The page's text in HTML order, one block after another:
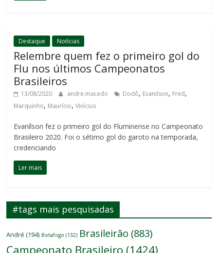
Destaque Notícias
Relembre quem fez o primeiro gol do
Flu nos últimos Campeonatos
Brasileiros
13/08/2020 andre.macedo Dodô, Evanilson, Fred,
Marquinho, Maurício,Vinícius
Evanílson fez o primeiro gol do Fluminense no Campeonato
Brasileiro 2020. Foi o sétimo gol do garoto na temporada,
credenciando
Ler mais
#tags mais pesquisadas
André (194) Botafogo (132) Brasileirão (883)
Campeonato Brasileiro (1424)